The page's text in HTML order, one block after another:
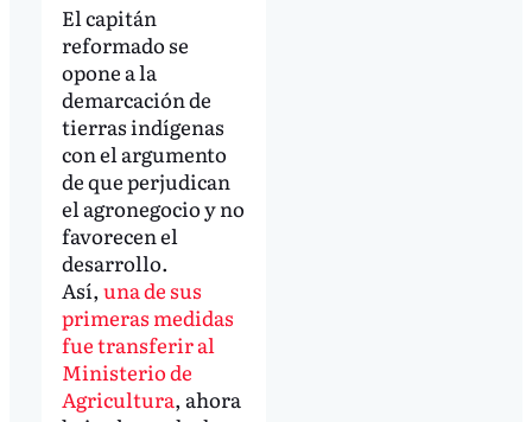
El capitán
reformado se
opone a la
demarcación de
tierras indígenas
con el argumento
de que perjudican
el agronegocio y no
favorecen el
desarrollo.
Así, una de sus
primeras medidas
fue transferir al
Ministerio de
Agricultura, ahora